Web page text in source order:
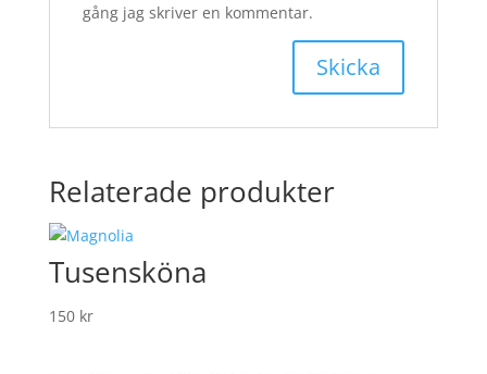
gång jag skriver en kommentar.
Relaterade produkter
Tusensköna
150 kr